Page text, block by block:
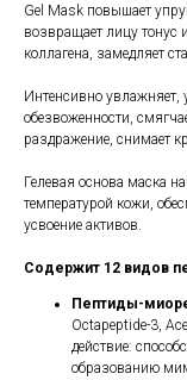
Gel Mask повышает
возвращает лицу тонус
коллагена, замедляет
Интенсивно увлажняет,
обезвоженности,
раздражение, снимает
Гелевая основа маска
температурой кожи,
усвоение активов.
Содержит 12 видов
Пептиды-
Octapeptide-3,
действие:
образованию